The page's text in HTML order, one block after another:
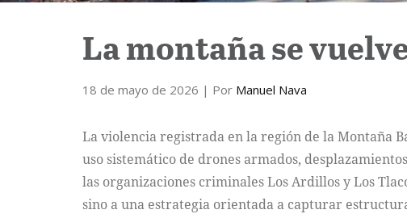
La montaña se
18 de mayo de 2026 | Por Manuel Nava
La violencia registrada en la región de la Montaña
uso sistemático de drones armados,
las organizaciones criminales Los Ardillos y Los
sino a una estrategia orientada a capturar